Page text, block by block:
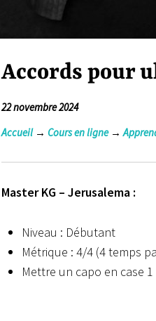
Accords pour
22 novembre 2024
Accueil→ Cours en ligne→
Master KG – Jerusalema :
Niveau : Débutant
Métrique : 4/4 (4 temps
Mettre un capo en case 1